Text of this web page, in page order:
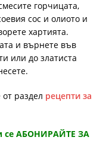
горчицата,
сос и олиото и
хартията.
и върнете във
или до златиста
раздел рецепти за
се АБОНИРАЙТЕ ЗА